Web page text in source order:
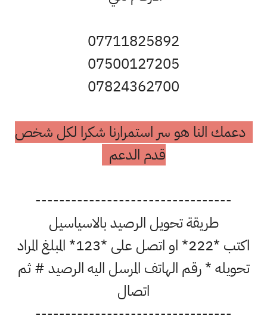
07711825892
07500127205
07824362700
النا هو سر استمرارنا شكرا لكل شخص
قدم الدعم
---------------------------------
طريقة تحويل الرصيد بالاسياسيل
اكتب *222* او اتصل على *123* المبلغ المراد
* رقم الهاتف المرسل اليه الرصيد # ثم
اتصال
---------------------------------